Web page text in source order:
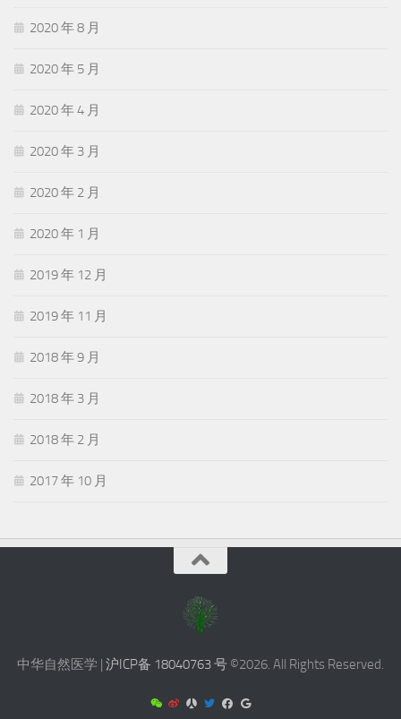
2020 年 8 月
2020 年 5 月
2020 年 4 月
2020 年 3 月
2020 年 2 月
2020 年 1 月
2019 年 12 月
2019 年 11 月
2018 年 9 月
2018 年 3 月
2018 年 2 月
2017 年 10 月
中华自然医学 | 沪ICP备 18040763 号 ©2026. All Rights Reserved.